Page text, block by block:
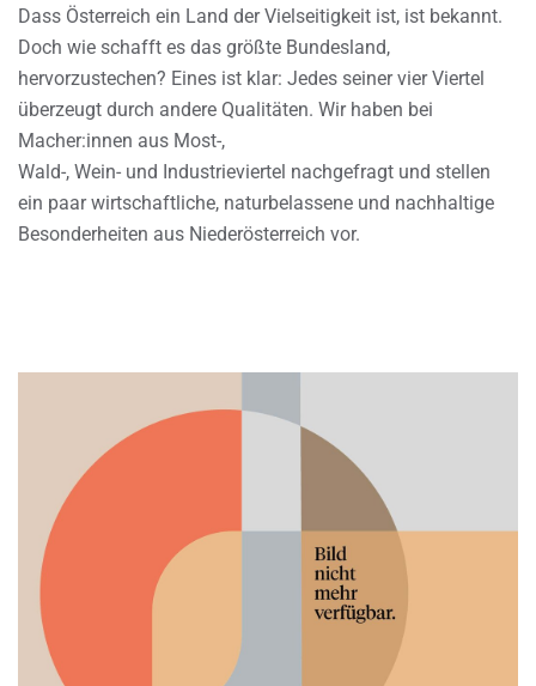
Dass Österreich ein Land der Vielseitigkeit ist, ist bekannt.
Doch wie schafft es das größte Bundesland,
hervorzustechen? Eines ist klar: Jedes seiner vier Viertel
überzeugt durch andere Qualitäten. Wir haben bei
Macher:innen aus Most-,
Wald-, Wein- und Industrieviertel nachgefragt und stellen
ein paar wirtschaftliche, naturbelassene und nachhaltige
Besonderheiten aus Niederösterreich vor.